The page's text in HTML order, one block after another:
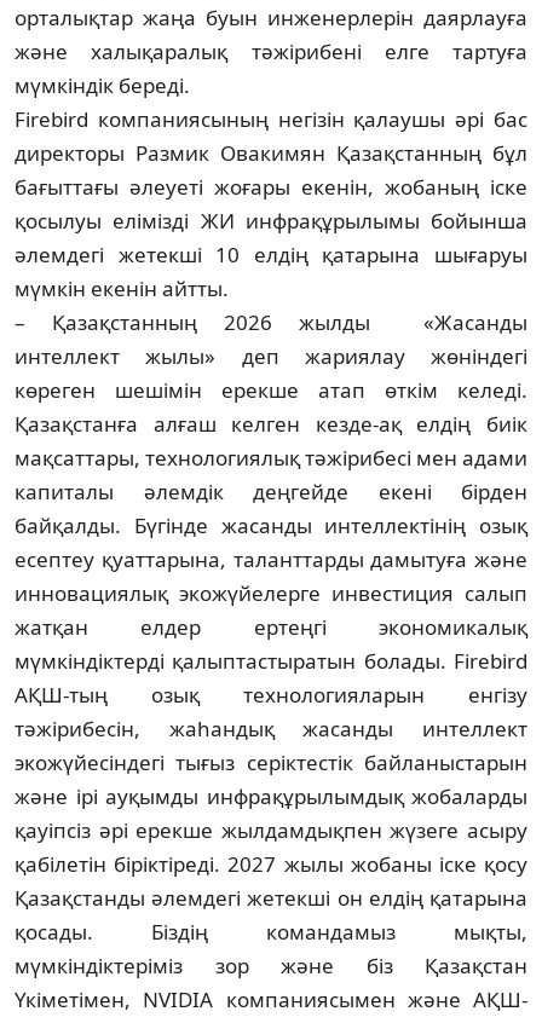
орталықтар жаңа буын инженер­лерін даярлауға
және халықаралық тәжіри­бені елге тартуға
мүмкіндік береді.
Firebird компаниясының негізін қалау­шы әрі бас
директоры Размик Овакимян Қазақстанның бұл
бағыттағы әлеуеті жоғары екенін, жобаның іске
қосылуы елімізді ЖИ инфрақұрылымы бойынша
әлемдегі жетекші 10 елдің қатарына шығаруы
мүмкін екенін айтты.
– Қазақстанның 2026 жылды «Жасанды
интеллект жылы» деп жариялау жөніндегі
көреген шешімін ерекше атап өткім келеді.
Қазақстанға алғаш келген кезде-ақ елдің биік
мақсаттары, технологиялық тәжірибесі мен адами
капиталы әлемдік деңгейде екені бірден
байқалды. Бүгінде жасанды интеллек­тінің озық
есептеу қуаттарына, таланттарды дамытуға және
инновациялық экожүйелерге инвестиция салып
жатқан елдер ертеңгі эко­номикалық
мүмкіндіктерді қалыптас­тыратын болады. Firebird
АҚШ-тың озық тех­но­логияларын енгізу
тәжірибесін, жаһан­дық жасанды интеллект
экожүйесіндегі тығыз серіктестік байланыстарын
және ірі ауқымды инфрақұрылымдық жобаларды
қауіпсіз әрі ерекше жылдамдықпен жүзеге асыру
қабілетін біріктіреді. 2027 жылы жобаны іске қосу
Қазақстанды әлемдегі жетекші он елдің қатарына
қосады. Біздің командамыз мықты,
мүмкіндіктеріміз зор және біз Қазақстан
Үкіметімен, NVIDIA компаниясымен және АҚШ-